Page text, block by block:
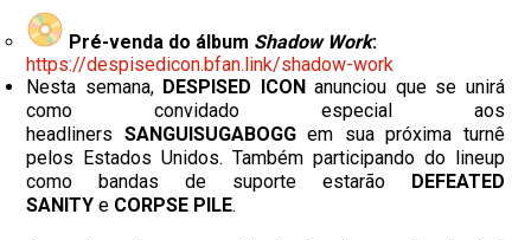
Pré-venda do álbum Shadow Work:
https://despisedicon.bfan.link/shadow-work
Nesta semana, DESPISED ICONanunciou que se unirá
como convidado especial aos
headliners SANGUISUGABOGGem sua próxima turnê
pelos Estados Unidos. Também participando do lineup
como bandas de suporte estarão DEFEATED
SANITY e CORPSE PILE.